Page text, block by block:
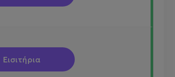
Εισιτήρια